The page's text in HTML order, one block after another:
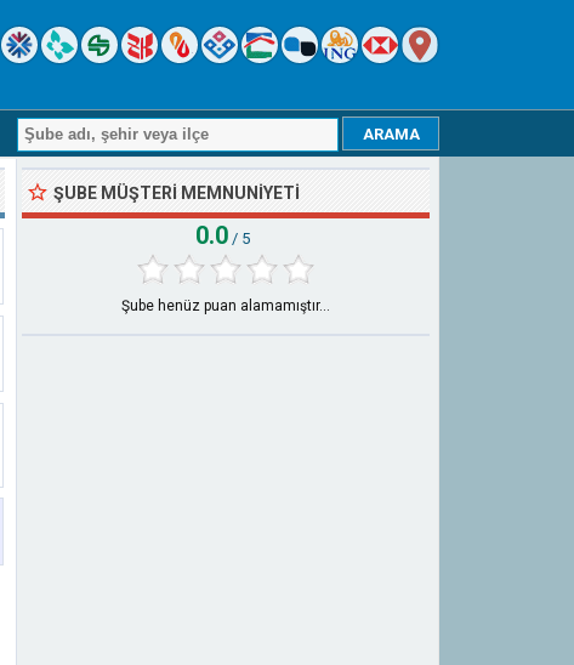
ŞUBE MÜŞTERI MEMNUNIYETI
0.0 / 5
Şube henüz puan alamamıştır...